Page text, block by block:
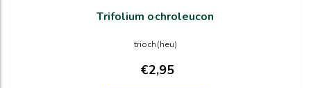
Trifolium ochroleucon
trioch(heu)
€2,95